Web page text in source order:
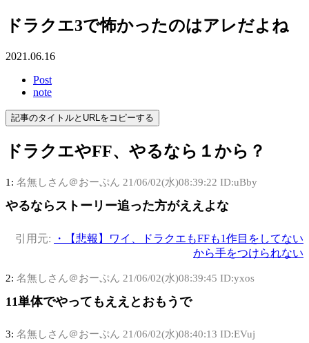
ドラクエ3で怖かったのはアレだよね
2021.06.16
Post
note
記事のタイトルとURLをコピーする
ドラクエやFF、やるなら１から？
1: 名無しさん＠おーぷん 21/06/02(水)08:39:22 ID:uBby
やるならストーリー追った方がええよな
引用元:
・【悲報】ワイ、ドラクエもFFも1作目をしてない
から手をつけられない
2: 名無しさん＠おーぷん 21/06/02(水)08:39:45 ID:yxos
11単体でやってもええとおもうで
3: 名無しさん＠おーぷん 21/06/02(水)08:40:13 ID:EVuj